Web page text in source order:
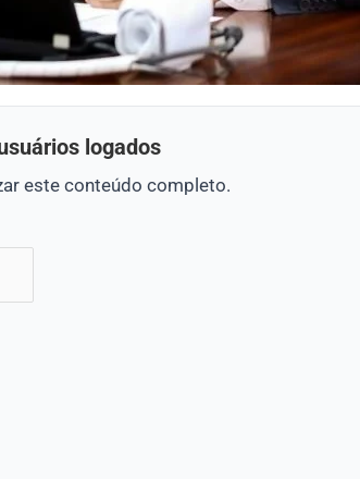
logados
este conteúdo completo.